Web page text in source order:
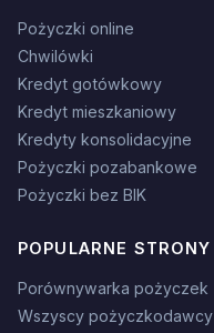
Pożyczki online
Chwilówki
Kredyt gotówkowy
Kredyt mieszkaniowy
Kredyty konsolidacyjne
Pożyczki pozabankowe
Pożyczki bez BIK
POPULARNE STRONY
Porównywarka pożyczek
Wszyscy pożyczkodawcy